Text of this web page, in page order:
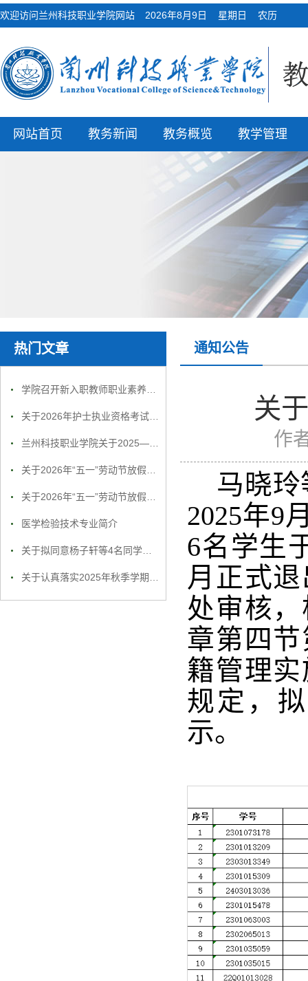
欢迎访问兰州科技职业学院网站 2026年8月9日 星期日 农历
网站首页 教务新闻 教务概览 教学管理
热门文章
医学检验技术专业简介
通知公告
关
作
马晓玲
2025年9
6名学生
月正式
处审核
章第四
籍管理
规定，
示。